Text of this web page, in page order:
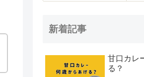
新着記事
甘口カレ
る？